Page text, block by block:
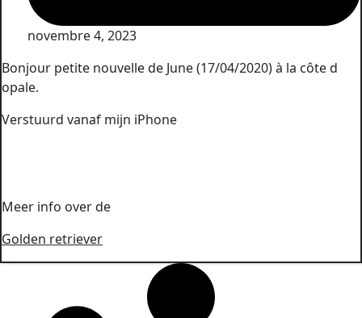
novembre 4, 2023
Bonjour petite nouvelle de June (17/04/2020) à la côte d
opale.
Verstuurd vanaf mijn iPhone
Meer info over de
Golden retriever